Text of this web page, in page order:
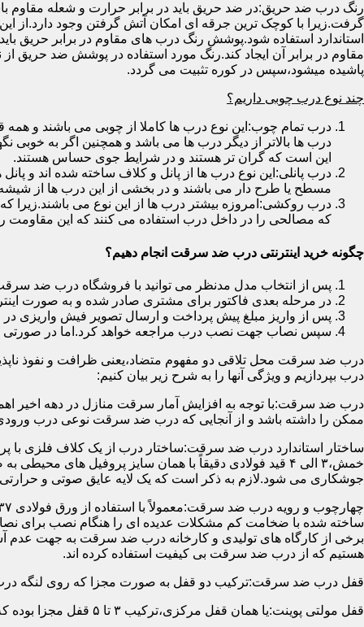
رنگ درب ضد حریق:در ضد حریق باید در برابر حرارت و شعله مقاوم
گرفت.زیرا با کوچک ترین جرقه ای امکان آتش گرفتن وجود دارد.از
استاندارد استفاده شود.پوشش رنگ درب های مقاوم در برابر حریق
مقاوم در برابر آن ایجاد کند.رنگ مورد استفاده در پوشش ضد حریق
پاشیده میشود،سپس در کوره تثبیت می گردد.
چند نوع درب چوبی داریم؟
درب تمام چوب:این نوع درب ها کاملا از چوبی می باشند و
درب ها بالاتر از دیگر درب ها می باشد و همچنین اگر به خوبی
این است که گران تر هستند و در شرایط جوی حساس هستند.
درب پانلی:این نوع درب ها از پانل و کلاف ساخته شده اند و
مسطح یا طرح دار می باشند و در بخشی از این درب ها از
درب روکشی:امروزه بیشتر درب ها از این نوع می باشند.زیرا که
که مصالحی را در داخل درب استفاده می کنند که این مقاومت را
چگونه خرید اینترنتی درب ضد سرقت انجام دهیم؟
پس از انتخاب مدل مدنظر می توانید با فروشگاه درب ضد
در مرحله بعدی فاکتور برای مشتری صادر شده و به صورت
پس از واریز مبلغ پیش پرداخت و ارسال تصویر فیش
سپس نصاب جهت نصب درب مراجعه خواهد کرد.اما در صورتی که
درب ضد سرقت محل تلاقی دو مفهوم متضاد،یعنی ظرافت و نفوذ
درب بپردازیم و ویژگی آنها را به شرح زیر بیان کنیم:
درب ضد سرقت:با توجه به افزایش آمار سرقت منازل در دهه اخیر
ممکن را داشته باشد و از آنجایی که درب ضد سرقت نوعی درب
ساختار استاندارد درب ضد سرقت:ساختار درب از یک کلاف فلزی با
جوشکاری می شود.لازم به ذکر است که یک لایه عایق صوتی و
ساخته شده با ضخامت کم مشکلات عدیده ای را هنگام نصب برای
برخی از کارگاه های تولیدی و کارخانه درب ضد سرقت به جهت
هستیم که از درب ضد سرقت بی کیفیت استفاده کرده اند.
قفل درب ضد سرقت:ترکیب دو قفل به صورت مجزا که روی لنگه درب نصب می گردد
قفل مولتی پوینت:یا همان قفل مرکزی،ترکیب ۳ تا ۵ قفل مجزا بوده که توسط یک میله یا اهرم به صورت یک پارچه عمل می کنند،قفل های مولتی پوینت وارداتی در ایران معمولاً دارای ۱۴ زبانه پیستونی است.